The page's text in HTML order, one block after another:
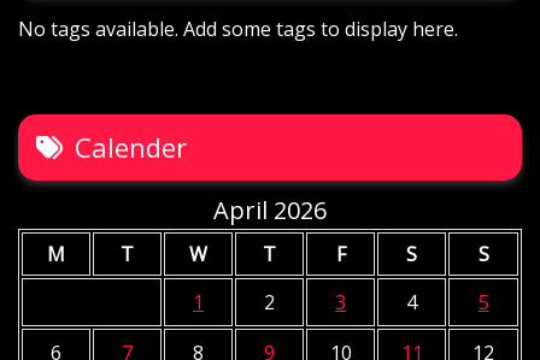
No tags available. Add some tags to display here.
Calender
April 2026
M T W T F S
S
1
2 3 4
5
6
7 8 9 10 11 12